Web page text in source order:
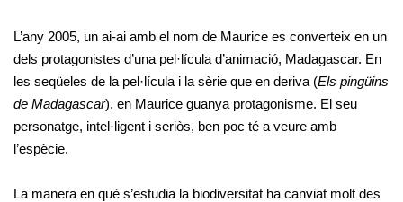
L’any 2005, un ai-ai amb el nom de Maurice es converteix en un
dels protagonistes d’una pel·lícula d’animació, Madagascar. En
les seqüeles de la pel·lícula i la sèrie que en deriva (Els pingüins
de Madagascar), en Maurice guanya protagonisme. El seu
personatge, intel·ligent i seriòs, ben poc té a veure amb
l’espècie.
La manera en què s’estudia la biodiversitat ha canviat molt des